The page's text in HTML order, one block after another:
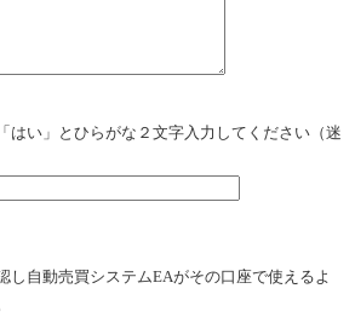
はい」とひらがな２文字入力してください（迷
し自動売買システムEAがその口座で使えるよ